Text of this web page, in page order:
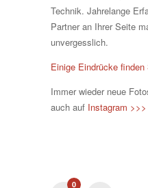
Technik. Jahrelange
Partner an Ihrer Seite
unvergesslich.
Einige Eindrücke
Immer wieder neue
auch auf Instagram >>>
0